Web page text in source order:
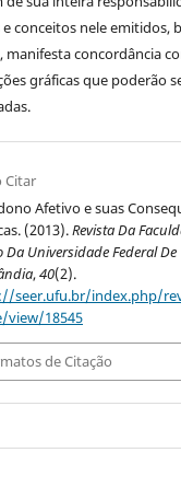
e conceitos nele emitidos,
manifesta concordância
gráficas que poderão
Citar
Afetivo e suas
(2013).Revista Da
Da Universidade Federal De
,40(2).
seer.ufu.br/index.php/
view/18545
de Citação